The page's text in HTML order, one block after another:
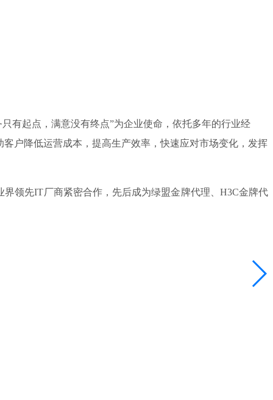
起点，满意没有终点”为企业使命，依托多年的行业经
户降低运营成本，提高生产效率，快速应对市场变化，发挥
领先IT厂商紧密合作，先后成为绿盟金牌代理、H3C金牌代